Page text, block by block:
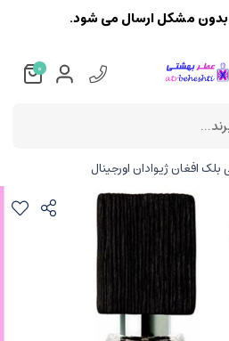
افغان ژیوادان اورجینال
بدون مشکل ارسال می شود.
0